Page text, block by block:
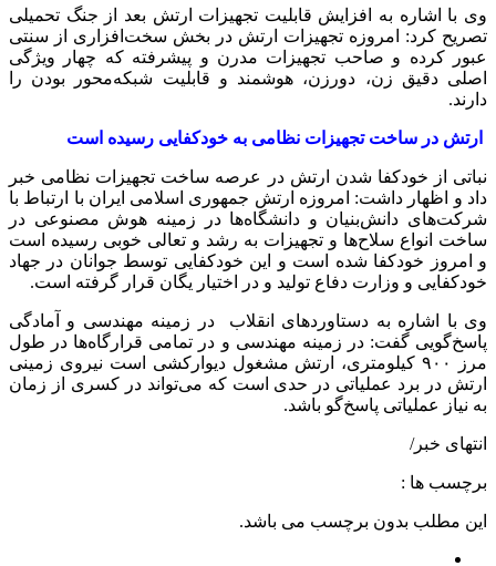
وی با اشاره به افزایش قابلیت تجهیزات ارتش بعد از جنگ تحمیلی
تصریح کرد: امروزه تجهیزات ارتش در بخش سخت‌افزاری از سنتی
عبور کرده و صاحب تجهیزات مدرن و پیشرفته که چهار ویژگی
اصلی دقیق زن، دورزن، هوشمند و قابلیت شبکه‌محور بودن را
دارند.
ارتش در ساخت تجهیزات نظامی به خودکفایی رسیده است
نباتی از خودکفا شدن ارتش در عرصه ساخت تجهیزات نظامی خبر
داد و اظهار داشت: امروزه ارتش جمهوری اسلامی ایران با ارتباط با
شرکت‌های دانش‌بنیان و دانشگاه‌ها در زمینه هوش مصنوعی در
ساخت انواع سلاح‌ها و تجهیزات به رشد و تعالی خوبی رسیده است
و امروز خودکفا شده است و این خودکفایی توسط جوانان در جهاد
خودکفایی و وزارت دفاع تولید و در اختیار یگان قرار گرفته است.
وی با اشاره به دستاوردهای انقلاب در زمینه مهندسی و آمادگی
پاسخ‌گویی گفت: در زمینه مهندسی و در تمامی قرارگاه‌ها در طول
مرز ۹۰۰ کیلومتری، ارتش مشغول دیوارکشی است نیروی زمینی
ارتش در برد عملیاتی در حدی است که می‌تواند در کسری از زمان
به نیاز عملیاتی پاسخ‌گو باشد.
انتهای خبر/
برچسب ها :
این مطلب بدون برچسب می باشد.